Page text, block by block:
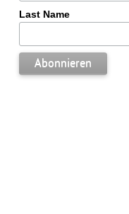
Last Name